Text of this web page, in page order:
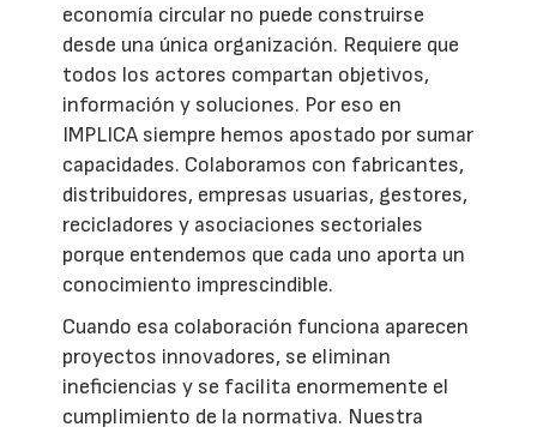
economía circular no puede construirse
desde una única organización. Requiere que
todos los actores compartan objetivos,
información y soluciones. Por eso en
IMPLICA siempre hemos apostado por sumar
capacidades. Colaboramos con fabricantes,
distribuidores, empresas usuarias, gestores,
recicladores y asociaciones sectoriales
porque entendemos que cada uno aporta un
conocimiento imprescindible.
Cuando esa colaboración funciona aparecen
proyectos innovadores, se eliminan
ineficiencias y se facilita enormemente el
cumplimiento de la normativa. Nuestra